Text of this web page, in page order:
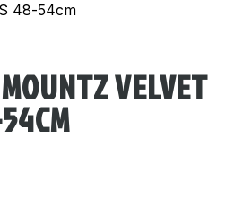
48-54cm
VELVET